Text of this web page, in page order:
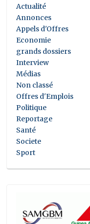
Actualité
Annonces
Appels d'Offres
Economie
grands dossiers
Interview
Médias
Non classé
Offres d'Emplois
Politique
Reportage
Santé
Societe
Sport